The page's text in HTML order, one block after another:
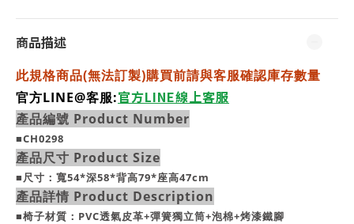
商品描述
此規格商品(無法訂製)購買前請與客服確認庫存數量
官方LINE@客服:官方LINE線上客服
產品編號 Product Number
■CH0298
產品尺寸 Product Size
■尺寸：寬54*深58*背高79*座高47cm
產品詳情 Product Description
■椅子材質：PVC透氣皮革+彈簧獨立筒+泡棉+烤漆鐵腳